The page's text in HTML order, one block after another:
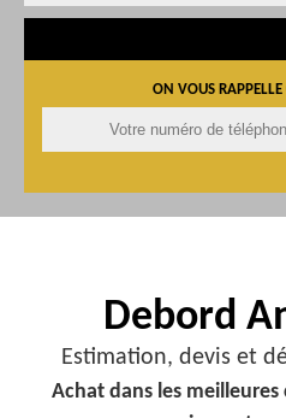
ON VOUS RAPPELLE
Debord
Estimation, devis et
Achat dans les